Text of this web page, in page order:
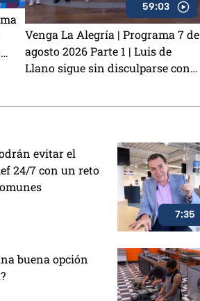
59:03
Venga La Alegría | Programa 7 de
agosto 2026 Parte 1 | Luis de
Llano sigue sin disculparse con
evitar el
24/7 con un reto
7:35
buena opción